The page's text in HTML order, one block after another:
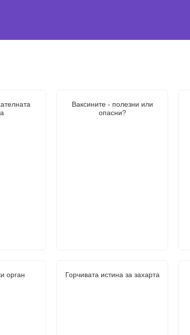
Ваксините - полезни или
опасни?
орган Горчивата истина за захарта